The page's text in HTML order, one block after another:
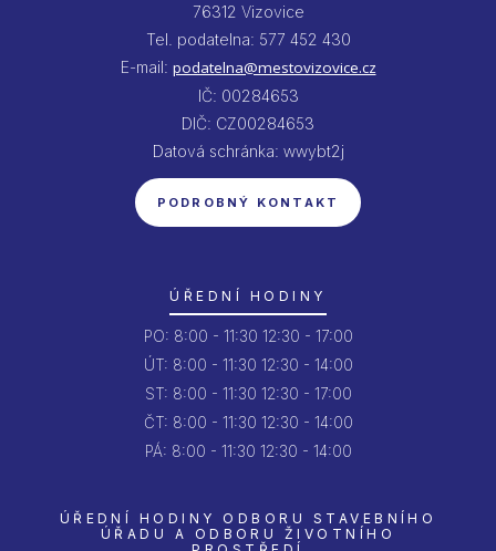
76312 Vizovice
Tel. podatelna: 577 452 430
E-mail: podatelna@mestovizovice.cz
IČ: 00284653
DIČ: CZ00284653
Datová schránka: wwybt2j
PODROBNÝ KONTAKT
ÚŘEDNÍ HODINY
PO: 8:00 - 11:30 12:30 - 17:00
ÚT: 8:00 - 11:30 12:30 - 14:00
ST: 8:00 - 11:30 12:30 - 17:00
ČT: 8:00 - 11:30 12:30 - 14:00
PÁ: 8:00 - 11:30 12:30 - 14:00
ÚŘEDNÍ HODINY ODBORU STAVEBNÍHO
ÚŘADU A ODBORU ŽIVOTNÍHO